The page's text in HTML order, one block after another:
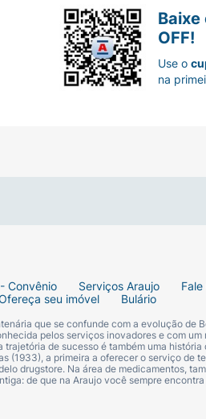
Convênio Serviços Araujo
seu imóvel Bulário
que se confunde com a evolução de
pelos serviços inovadores e com um
de sucesso é também uma história
(1933), a primeira a oferecer o serviço de
drugstore. Na área de medicamentos,
de que na Araujo você sempre
Baixe
OFF!
Use o
na